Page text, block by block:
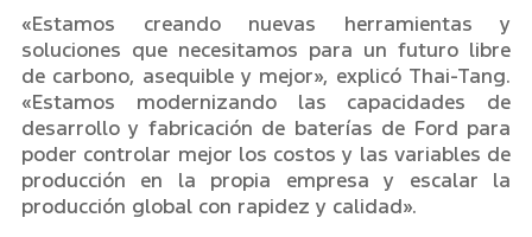
«Estamos creando nuevas herramientas y
soluciones que necesitamos para un futuro libre
de carbono, asequible y mejor», explicó Thai-Tang.
«Estamos modernizando las capacidades de
desarrollo y fabricación de baterías de Ford para
poder controlar mejor los costos y las variables de
producción en la propia empresa y escalar la
producción global con rapidez y calidad».